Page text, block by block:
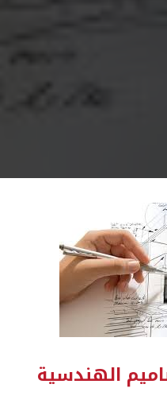
الهندسية